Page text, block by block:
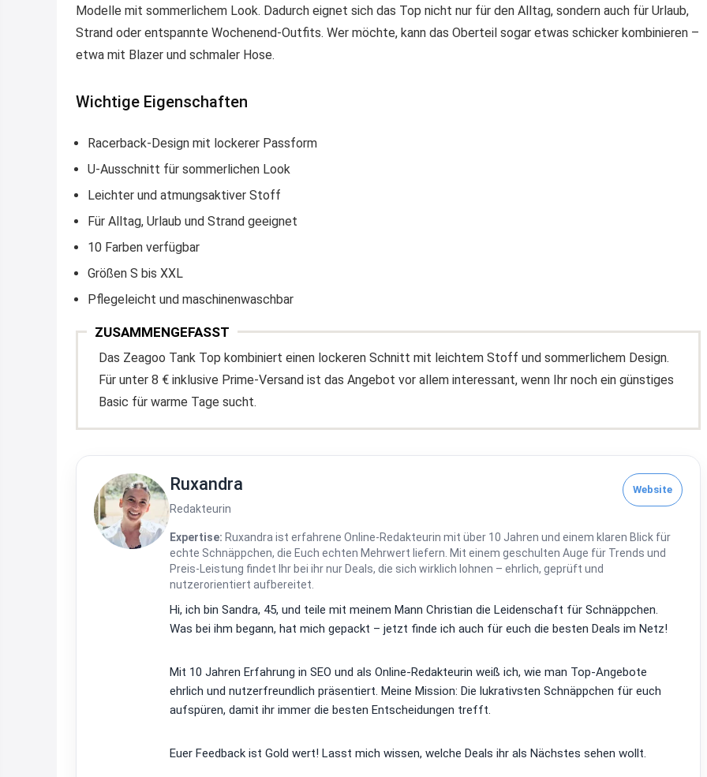
Modelle mit sommerlichem Look. Dadurch eignet sich das Top nicht nur für den Alltag, sondern auch für Urlaub,
Strand oder entspannte Wochenend-Outfits. Wer möchte, kann das Oberteil sogar etwas schicker kombinieren –
etwa mit Blazer und schmaler Hose.
Wichtige Eigenschaften
Racerback-Design mit lockerer Passform
U-Ausschnitt für sommerlichen Look
Leichter und atmungsaktiver Stoff
Für Alltag, Urlaub und Strand geeignet
10 Farben verfügbar
Größen S bis XXL
Pflegeleicht und maschinenwaschbar
ZUSAMMENGEFASST
Das Zeagoo Tank Top kombiniert einen lockeren Schnitt mit leichtem Stoff und sommerlichem Design.
Für unter 8 € inklusive Prime-Versand ist das Angebot vor allem interessant, wenn Ihr noch ein günstiges
Basic für warme Tage sucht.
Ruxandra
Redakteurin
Website
Expertise: Ruxandra ist erfahrene Online-Redakteurin mit über 10 Jahren und einem klaren Blick für
echte Schnäppchen, die Euch echten Mehrwert liefern. Mit einem geschulten Auge für Trends und
Preis-Leistung findet Ihr bei ihr nur Deals, die sich wirklich lohnen – ehrlich, geprüft und
nutzerorientiert aufbereitet.
Hi, ich bin Sandra, 45, und teile mit meinem Mann Christian die Leidenschaft für Schnäppchen.
Was bei ihm begann, hat mich gepackt – jetzt finde ich auch für euch die besten Deals im Netz!
Mit 10 Jahren Erfahrung in SEO und als Online-Redakteurin weiß ich, wie man Top-Angebote
ehrlich und nutzerfreundlich präsentiert. Meine Mission: Die lukrativsten Schnäppchen für euch
aufspüren, damit ihr immer die besten Entscheidungen trefft.
Euer Feedback ist Gold wert! Lasst mich wissen, welche Deals ihr als Nächstes sehen wollt.